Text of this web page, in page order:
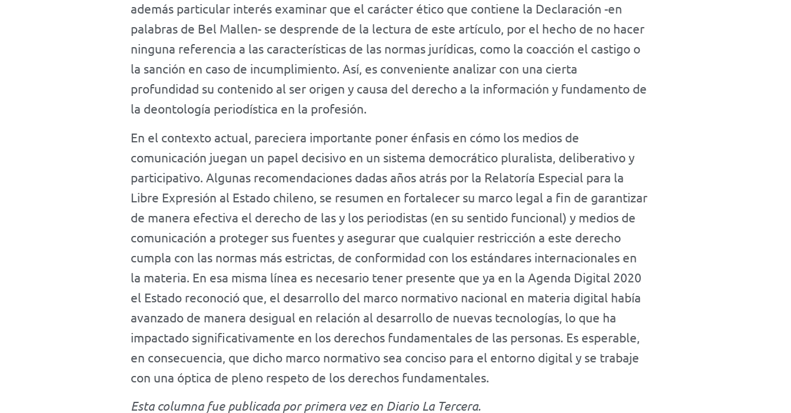
además particular interés examinar que el carácter ético que contiene la Declaración -en
palabras de Bel Mallen- se desprende de la lectura de este artículo, por el hecho de no hacer
ninguna referencia a las características de las normas jurídicas, como la coacción el castigo o
la sanción en caso de incumplimiento. Así, es conveniente analizar con una cierta
profundidad su contenido al ser origen y causa del derecho a la información y fundamento de
la deontología periodística en la profesión.
En el contexto actual, pareciera importante poner énfasis en cómo los medios de
comunicación juegan un papel decisivo en un sistema democrático pluralista, deliberativo y
participativo. Algunas recomendaciones dadas años atrás por la Relatoría Especial para la
Libre Expresión al Estado chileno, se resumen en fortalecer su marco legal a fin de garantizar
de manera efectiva el derecho de las y los periodistas (en su sentido funcional) y medios de
comunicación a proteger sus fuentes y asegurar que cualquier restricción a este derecho
cumpla con las normas más estrictas, de conformidad con los estándares internacionales en
la materia. En esa misma línea es necesario tener presente que ya en la Agenda Digital 2020
el Estado reconoció que, el desarrollo del marco normativo nacional en materia digital había
avanzado de manera desigual en relación al desarrollo de nuevas tecnologías, lo que ha
impactado significativamente en los derechos fundamentales de las personas. Es esperable,
en consecuencia, que dicho marco normativo sea conciso para el entorno digital y se trabaje
con una óptica de pleno respeto de los derechos fundamentales.
Esta columna fue publicada por primera vez en Diario La Tercera.